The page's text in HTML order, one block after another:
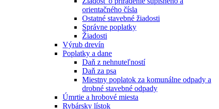
orientačného čísla
Ostatné stavebné žiadosti
Správne poplatky
Žiadosti
Výrub drevín
Poplatky a dane
Daň z nehnuteľností
Daň za psa
Miestny poplatok za komunálne odpady a
drobné stavebné odpady
Úmrtie a hrobové miesta
Rybársky lístok